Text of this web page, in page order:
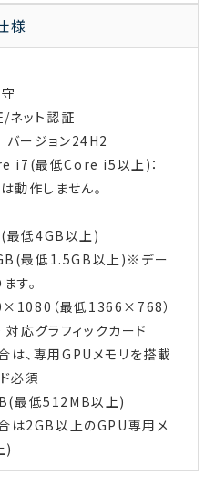
様
/ネット認証
ージョン24H2
i7(最低Core i5以上)：
作しません。
最低4GB以上)
最低1.5GB以上)※デー
す。
（最低1366×768）
応グラフィックカード
、専用GPUメモリを搭載
必須
最低512MB以上)
は2GB以上のGPU専用メ
)